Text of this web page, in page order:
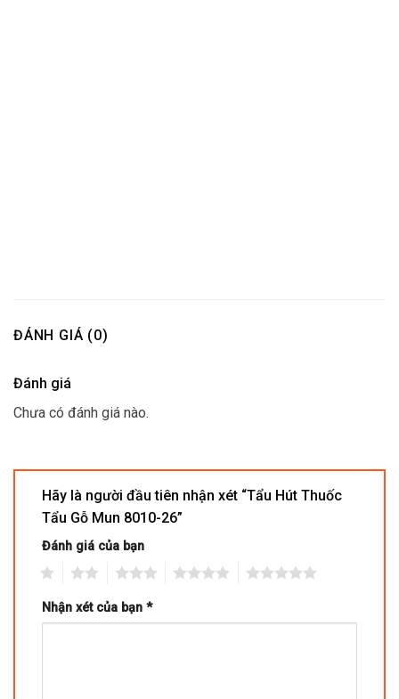
ĐÁNH GIÁ (0)
Đánh giá
Chưa có đánh giá nào.
Hãy là người đầu tiên nhận xét “Tẩu Hút Thuốc
Tẩu Gỗ Mun 8010-26”
Đánh giá của bạn
Nhận xét của bạn *